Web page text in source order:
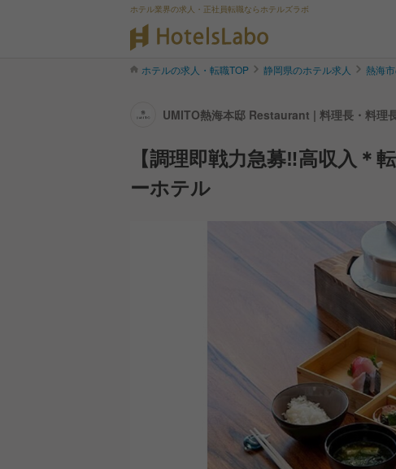
ホテル業界の求人・正社員転職ならホテルズラボ
ホテルの求人・転職TOP 静岡県のホテル求人 熱海
UMITO熱海本邸 Restaurant | 料理長・料理
【調理即戦力急募‼️高収入＊
ーホテル